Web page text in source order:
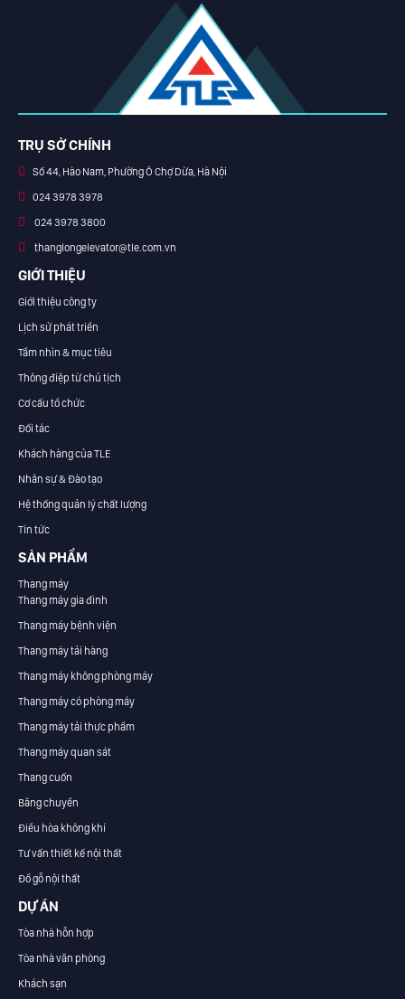
TRỤ SỞ CHÍNH
Số 44, Hào Nam, Phường Ô Chợ Dừa, Hà Nội
024 3978 3978
024 3978 3800
thanglongelevator@tle.com.vn
GIỚI THIỆU
Giới thiệu công ty
Lịch sử phát triển
Tầm nhìn & mục tiêu
Thông điệp từ chủ tịch
Cơ cấu tổ chức
Đối tác
Khách hàng của TLE
Nhân sự & Đào tạo
Hệ thống quản lý chất lượng
Tin tức
SẢN PHẨM
Thang máy
Thang máy gia đình
Thang máy bệnh viện
Thang máy tải hàng
Thang máy không phòng máy
Thang máy có phòng máy
Thang máy tải thực phẩm
Thang máy quan sát
Thang cuốn
Băng chuyền
Điều hòa không khí
Tư vấn thiết kế nội thất
Đồ gỗ nội thất
DỰ ÁN
Tòa nhà hỗn hợp
Tòa nhà văn phòng
Khách sạn